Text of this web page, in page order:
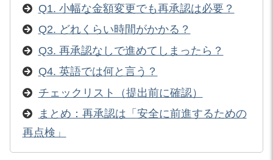
Q1. 小幅な金額変更でも再承認は必要？
Q2. どれくらい時間がかかる？
Q3. 再承認なしで進めてしまったら？
Q4. 英語では何と言う？
チェックリスト（提出前に確認）
まとめ：再承認は「安全に前進するための
再点検」